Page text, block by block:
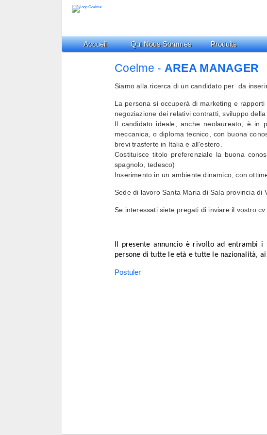
Accueil Qui Nous Sommes Produits
Coelme - AREA MANAGER
Siamo alla ricerca di un candidato per da
La persona si occuperà di marketing e
negoziazione dei relativi contratti, sviluppo della
Il candidato ideale, anche neolaureato, è in
meccanica, o diploma tecnico, con buona
brevi trasferte in Italia e all'estero.
Costituisce titolo preferenziale la buona
spagnolo, tedesco)
Inserimento in un ambiente dinamico, con
Sede di lavoro Santa Maria di Sala provincia di
Se interessati siete pregati di inviare il vostro
Il presente annuncio è rivolto ad entrambi
persone di tutte le età e tutte le nazionalità,
Postuler